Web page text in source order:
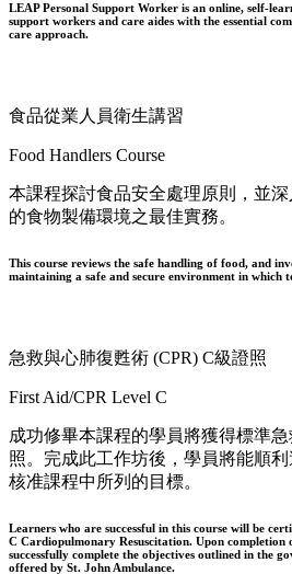
LEAP Personal Support Worker is an online, self-
support workers and care aides with the essential
care approach.
食品從業人員衛生講習
Food Handlers Course
本課程探討食品安全處理原則，並
的食物製備環境之最佳實務。
This course reviews the safe handling of food, and
maintaining a safe and secure environment in which
急救與心肺復甦術 (CPR) C級證照
First Aid/CPR Level C
成功修畢本課程的學員將獲得標準
照。完成此工作坊後，學員將能順
核准課程中所列的目標。
Learners who are successful in this course will be
C Cardiopulmonary Resuscitation. Upon
successfully complete the objectives outlined in the
offered by St. John Ambulance.